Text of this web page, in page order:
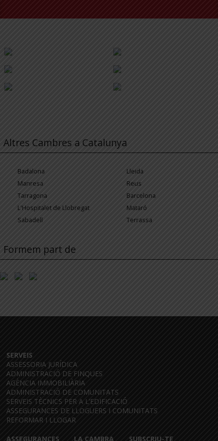
Altres Cambres a Catalunya
Badalona
Lleida
Manresa
Reus
Tarragona
Barcelona
L'Hospitalet de Llobregat
Mataró
Sabadell
Terrassa
Formem part de
SERVEIS
ASSESSORIA JURÍDICA
ADMINISTRACIÓ DE FINQUES
AGÈNCIA IMMOBILIÀRIA
ADMINISTRACIÓ DE COMUNITATS
SERVEIS TÈCNICS PER A L’EDIFICACIÓ
ASSEGURANCES DE LLOGUERS I COMUNITATS
REFORMAR I LLOGAR
ASSEGURANCES
LA CAMBRA
SUBSCRIU-TE